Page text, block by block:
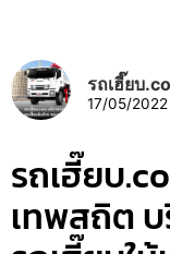
รถเฮี๊ยบ
17/05/2022
รถเฮี๊ยบ
เทพสถิต บ